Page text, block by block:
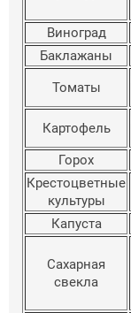
Виноград
Баклажаны
Томаты
Картофель
Горох
Крестоцветные
культуры
Капуста
Сахарная
свекла